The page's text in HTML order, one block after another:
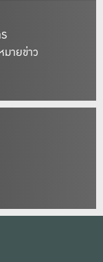
ายข่าว